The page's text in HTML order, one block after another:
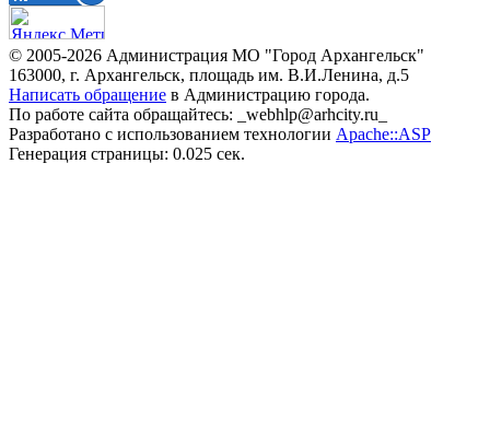
© 2005-2026 Администрация МО "Город Архангельск"
163000, г. Архангельск, площадь им. В.И.Ленина, д.5
Написать обращение в Администрацию города.
По работе сайта обращайтесь: _webhlp@arhcity.ru_
Разработано с использованием технологии Apache::ASP
Генерация страницы: 0.025 сек.